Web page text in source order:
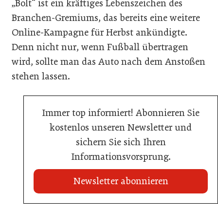
„Bolt“ ist ein kräftiges Lebenszeichen des
Branchen-Gremiums, das bereits eine weitere
Online-Kampagne für Herbst ankündigte.
Denn nicht nur, wenn Fußball übertragen
wird, sollte man das Auto nach dem Anstoßen
stehen lassen.
Immer top informiert! Abonnieren Sie
kostenlos unseren Newsletter und
sichern Sie sich Ihren
Informationsvorsprung.
Newsletter abonnieren